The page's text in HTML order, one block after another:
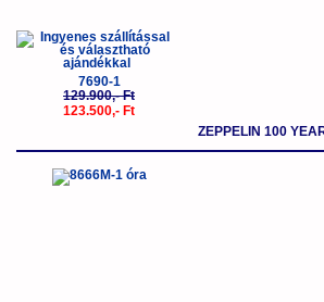
7690-1
129.900,- Ft
123.500,- Ft
ZEPPELIN 100